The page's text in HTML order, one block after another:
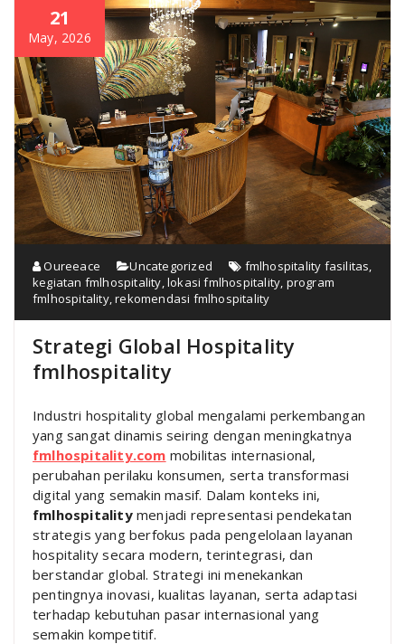
21
May, 2026
Oureeace Uncategorized fmlhospitality fasilitas,
kegiatan fmlhospitality,lokasi fmlhospitality, program
fmlhospitality,rekomendasi fmlhospitality
Strategi Global Hospitality
fmlhospitality
Industri hospitality global mengalami perkembangan
yang sangat dinamis seiring dengan meningkatnya
fmlhospitality.com mobilitas internasional,
perubahan perilaku konsumen, serta transformasi
digital yang semakin masif. Dalam konteks ini,
fmlhospitalitymenjadi representasi pendekatan
strategis yang berfokus pada pengelolaan layanan
hospitality secara modern, terintegrasi, dan
berstandar global. Strategi ini menekankan
pentingnya inovasi, kualitas layanan, serta adaptasi
terhadap kebutuhan pasar internasional yang
semakin kompetitif.